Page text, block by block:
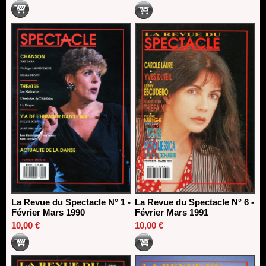
La Revue du Spectacle N° 1 -
Février Mars 1990
10,00 €
La Revue du Spectacle N° 6 -
Février Mars 1991
10,00 €